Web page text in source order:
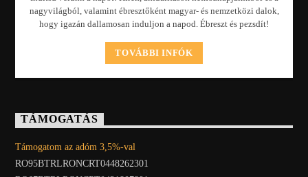
nagyvilágból, valamint ébresztőként magyar- és nemzetközi dalok,
hogy igazán dallamosan induljon a napod. Ébreszt és pezsdít!
TOVÁBBI INFÓK
TÁMOGATÁS
Támogatom az adóm 3,5%-val
RO95BTRLRONCRT0448262301